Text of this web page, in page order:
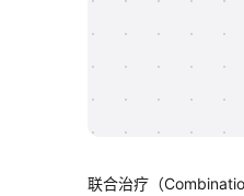
联合治疗（